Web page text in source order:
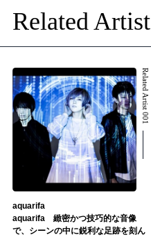
Related Artist
Related Artist 001
aquarifa
aquarifa 緻密かつ技巧的な音像
で、シーンの中に鋭利な足跡を刻ん